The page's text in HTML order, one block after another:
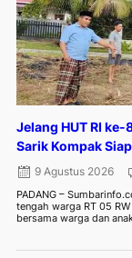
Jelang HUT RI ke-
Sarik Kompak
9 Agustus 2026
PADANG –
tengah warga RT 05
bersama warga dan